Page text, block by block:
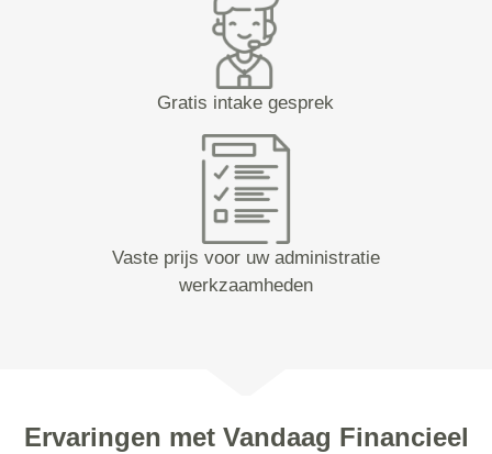
Gratis intake gesprek
Vaste prijs voor uw administratie
werkzaamheden
Ervaringen met Vandaag Financieel